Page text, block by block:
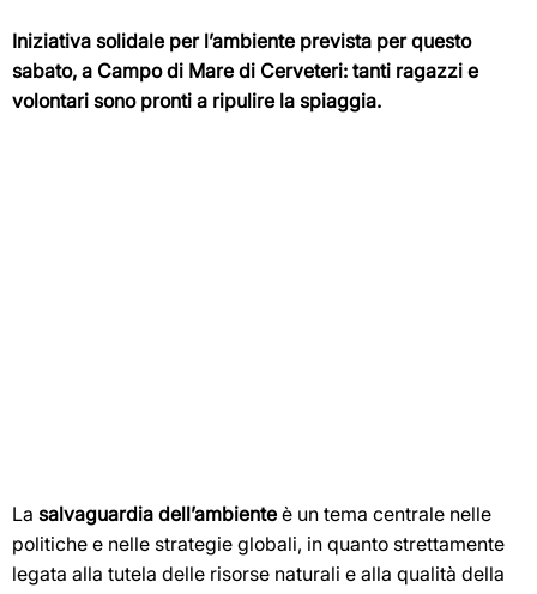
Iniziativa solidale per l’ambiente prevista per questo
sabato, a Campo di Mare di Cerveteri: tanti ragazzi e
volontari sono pronti a ripulire la spiaggia.
La salvaguardia dell’ambiente è un tema centrale nelle
politiche e nelle strategie globali, in quanto strettamente
legata alla tutela delle risorse naturali e alla qualità della